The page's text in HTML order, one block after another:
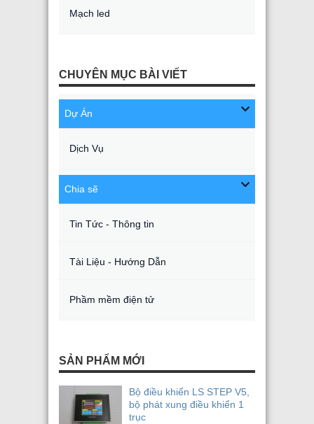
Mạch led
CHUYÊN MỤC BÀI VIẾT
Dự Án
Dịch Vụ
Chia sẽ
Tin Tức - Thông tin
Tài Liệu - Hướng Dẫn
Phầm mềm điện tử
SẢN PHẨM MỚI
Bộ điều khiển LS STEP V5,
bộ phát xung điều khiển 1
trục